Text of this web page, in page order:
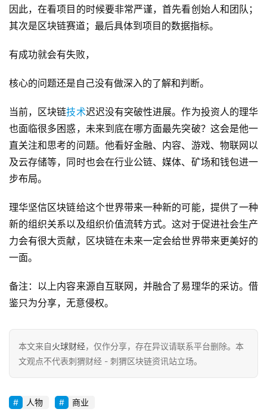
因此，在看项目的时候要非常严谨，首先看创始人和团队；
其次是区块链赛道；最后具体到项目的数据指标。
有成功就会有失败，
核心的问题还是自己没有做深入的了解和判断。
当前，区块链技术迟迟没有突破性进展。作为投资人的理华
也面临很多困惑，未来到底在哪方面最先突破？这会是他一
直关注和思考的问题。他看好金融、内容、游戏、物联网以
及云存储等，同时也会在行业公链、媒体、矿场和钱包进一
步布局。
理华坚信区块链给这个世界带来一种新的可能，提供了一种
新的组织关系以及组织价值流转方式。这对于促进社会生产
力会有很大贡献，区块链在未来一定会给世界带来更美好的
一面。
备注：以上内容来源自互联网，并融合了易理华的采访。借
鉴只为分享，无意侵权。
本文来自火球财经，仅作分享，存在异议请联系平台删除。本
文观点不代表刺猬财经 - 刺猬区块链资讯站立场。
人物 商业